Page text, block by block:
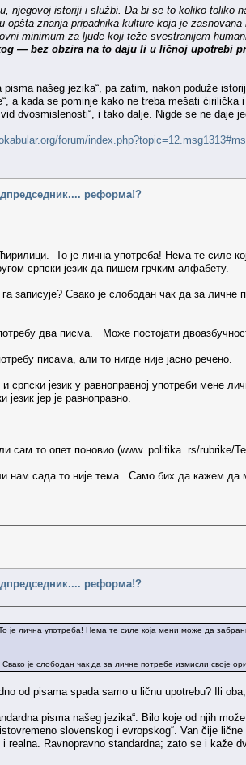
njegovoj istoriji i službi. Da bi se to koliko-toliko
opšta znanja pripadnika kulture koja je
minimum za ljude koji teže svestranijem
— bez obzira na to daju li u ličnoj upotrebi
našeg jezika“, pa zatim, nakon poduže
a kada se pominje kako ne treba mešati
dvosmislenosti“, i tako dalje. Nigde se ne daje
forum/
реформа!?
То је лична употреба! Нема те
српски језик да пишем грчким алфабету.
записује? Свако је слободан чак да за личне
два писма. Може постојати
писама, али то нигде није јасно речено.
језик у равноправној употреби мене
јер је равноправно.
сам то опет поновио (www. politika. rs/rubrike/
нам сада то није тема. Само бих да кажем
реформа!?
је лична употреба! Нема те силе која мени може да
је слободан чак да за личне потребе измисли своје
od pisama spada samo u ličnu upotrebu? Ili
pisma našeg jezika“. Bilo koje od njih
slovenskog i evropskog“. Van čije
Ravnopravno standardna; zato se i kaže